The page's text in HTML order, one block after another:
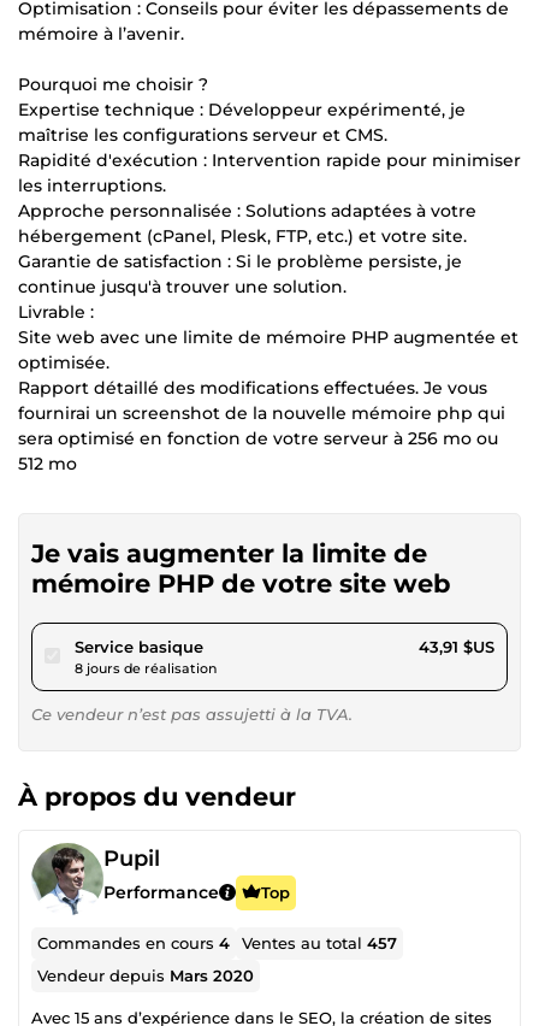
Optimisation : Conseils pour éviter les dépassements de
mémoire à l’avenir.
Pourquoi me choisir ?
Expertise technique : Développeur expérimenté, je
maîtrise les configurations serveur et CMS.
Rapidité d'exécution : Intervention rapide pour minimiser
les interruptions.
Approche personnalisée : Solutions adaptées à votre
hébergement (cPanel, Plesk, FTP, etc.) et votre site.
Garantie de satisfaction : Si le problème persiste, je
continue jusqu'à trouver une solution.
Livrable :
Site web avec une limite de mémoire PHP augmentée et
optimisée.
Rapport détaillé des modifications effectuées. Je vous
fournirai un screenshot de la nouvelle mémoire php qui
sera optimisé en fonction de votre serveur à 256 mo ou
512 mo
Je vais augmenter la limite de
mémoire PHP de votre site web
Service basiquepour 40,46 $US
8 jours de réalisation
43,91 $US
Ce vendeur n’est pas assujetti à la TVA.
À propos du vendeur
Pupil
Performance Top
Commandes en cours4 Ventes au total457
Vendeur depuis Mars 2020
Avec 15 ans d’expérience dans le SEO, la création de sites